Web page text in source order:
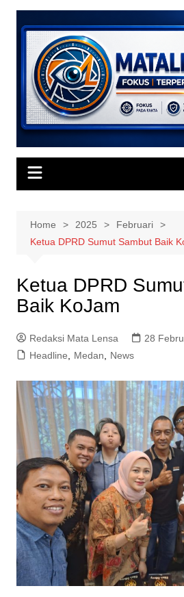
Skip
content
Home 2025
Februari
Ketua DPRD Sumut Sambut Baik
Ketua DPRD
Baik KoJam
Redaksi Mata Lensa 28
Headline
Medan News